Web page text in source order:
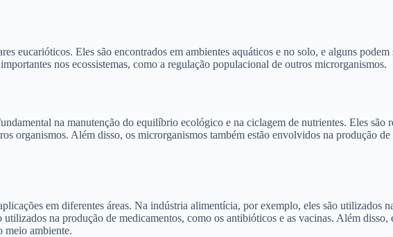
eucarióticos. Eles são encontrados em ambientes aquáticos e no solo, e alguns
nos ecossistemas, como a regulação populacional de outros microrganismos.
na manutenção do equilíbrio ecológico e na ciclagem de nutrientes. Eles
organismos. Além disso, os microrganismos também estão envolvidos na produção
em diferentes áreas. Na indústria alimentícia, por exemplo, eles são utilizados
na produção de medicamentos, como os antibióticos e as vacinas. Além
meio ambiente.